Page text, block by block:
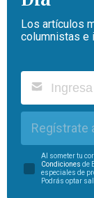
Los artículos
columnistas e
Regístrate
Al someter tu
Condiciones de
especiales de
Podrás optar